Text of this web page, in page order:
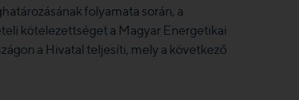
folyamata során, a
kötelezettséget a Magyar Energetikai
a Hivatal teljesíti, mely a következő